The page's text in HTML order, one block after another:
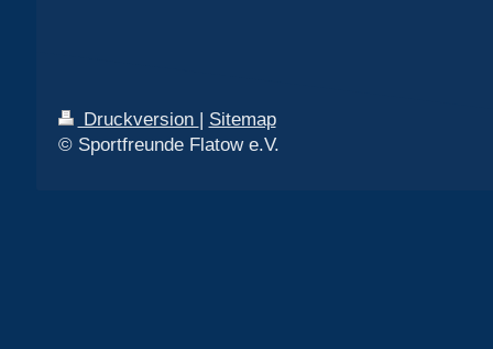
Druckversion
Sitemap
© Sportfreunde Flatow e.V.